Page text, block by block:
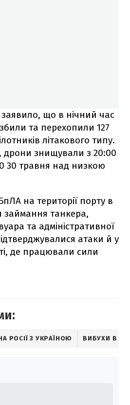
заявило, що в нічний час
та перехопили 127
літакового типу.
дрони знищували з 20:00
30 травня над низкою
на території порту в
займання танкера,
та адміністративної
атаки й у
де працювали сили
РОСІЇ З УКРАЇНОЮ ВИБУХИ В